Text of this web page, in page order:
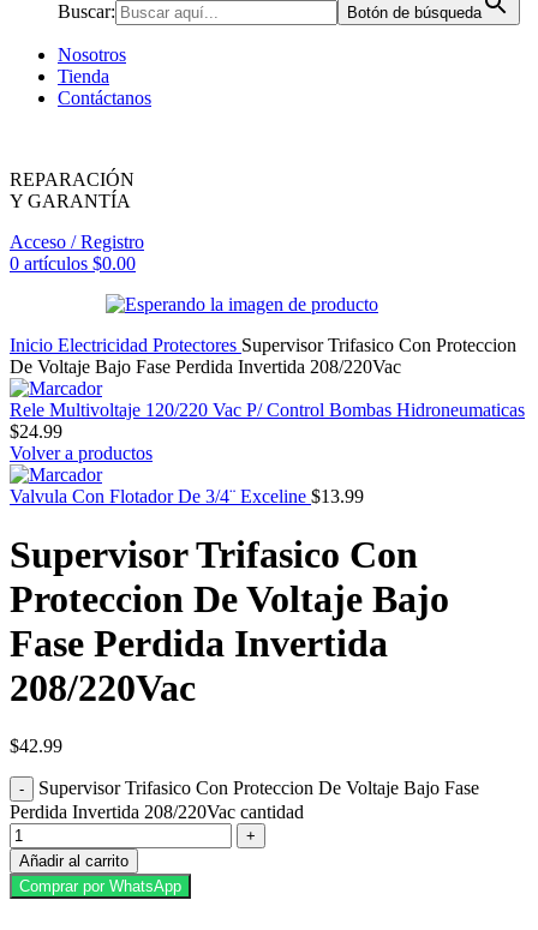
Buscar: Botón de búsqueda
Nosotros
Tienda
Contáctanos
REPARACIÓN
Y GARANTÍA
Acceso / Registro
0 artículos $0.00
Inicio Electricidad Protectores Supervisor Trifasico Con Proteccion
De Voltaje Bajo Fase Perdida Invertida 208/220Vac
Rele Multivoltaje 120/220 Vac P/ Control Bombas Hidroneumaticas
$24.99
Volver a productos
Valvula Con Flotador De 3/4¨ Exceline $13.99
Supervisor Trifasico Con
Proteccion De Voltaje Bajo
Fase Perdida Invertida
208/220Vac
$42.99
Supervisor Trifasico Con Proteccion De Voltaje Bajo Fase
Perdida Invertida 208/220Vac cantidad
Añadir al carrito
Comprar por WhatsApp